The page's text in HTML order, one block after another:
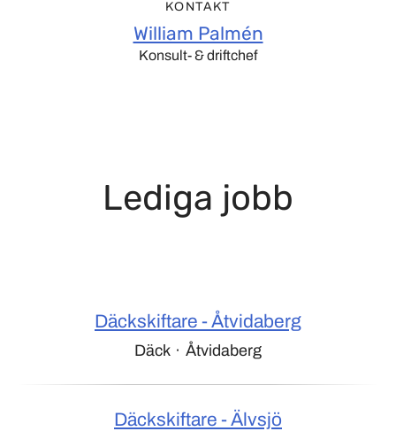
KONTAKT
William Palmén
Konsult- & driftchef
Lediga jobb
Däckskiftare - Åtvidaberg
Däck · Åtvidaberg
Däckskiftare - Älvsjö